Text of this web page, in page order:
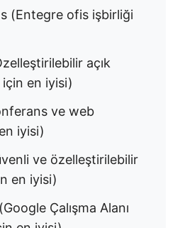
(Entegre ofis işbirliği
açık
için en iyisi)
ve web
iyisi)
ve özelleştirilebilir
en iyisi)
Çalışma Alanı